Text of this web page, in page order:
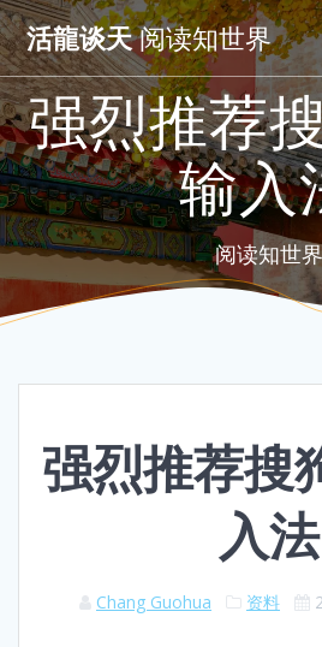
Skip
to
content
活龍谈天阅读知世界
强烈推荐
输入
阅读知世界
强烈推荐搜
入法
Chang Guohua 资料